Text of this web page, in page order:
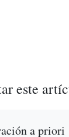
este
a priori